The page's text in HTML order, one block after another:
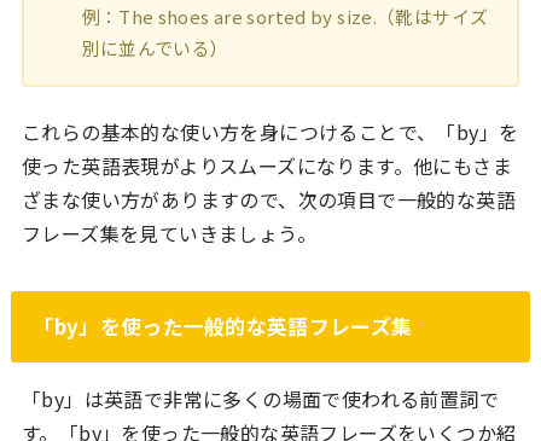
例：The shoes are sorted by size.（靴はサイズ
別に並んでいる）
これらの基本的な使い方を身につけることで、「by」を
使った英語表現がよりスムーズになります。他にもさま
ざまな使い方がありますので、次の項目で一般的な英語
フレーズ集を見ていきましょう。
「by」を使った一般的な英語フレーズ集
「by」は英語で非常に多くの場面で使われる前置詞で
す。「by」を使った一般的な英語フレーズをいくつか紹